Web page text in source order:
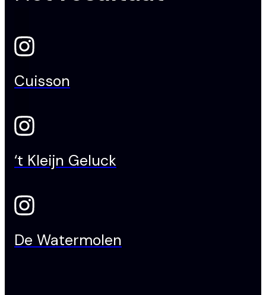
Cuisson
‘t Kleijn Geluck
De Watermolen